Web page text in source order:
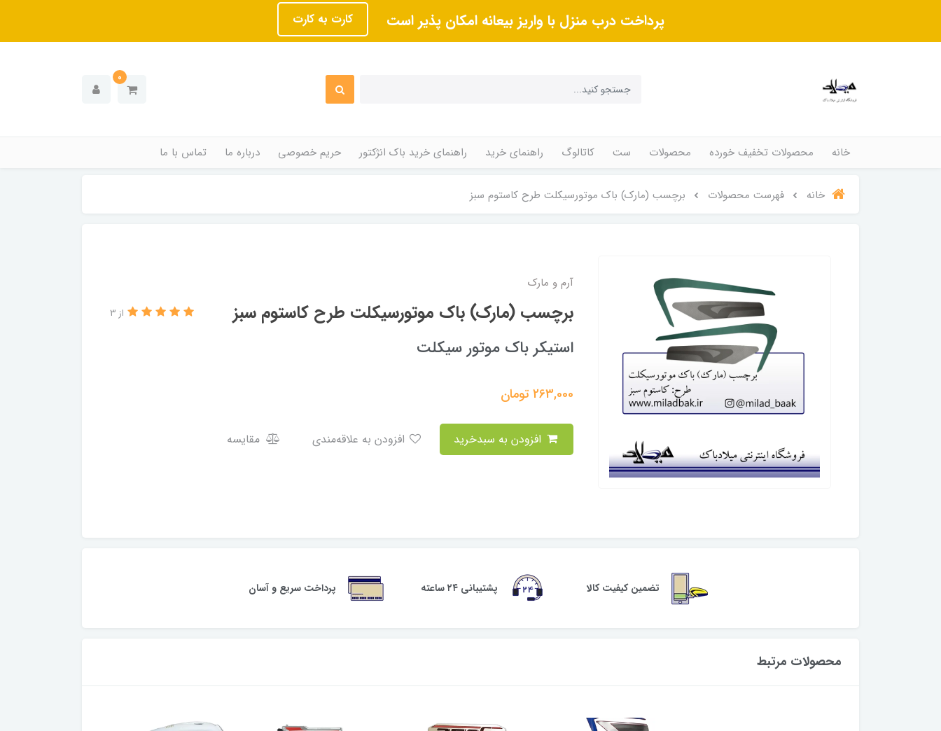
پرداخت درب منزل با واریز بیعانه امکان پذیر است کارت به کارت
0
خانه محصولات تخفیف خورده محصولات ست کاتالوگ راهنمای خرید راهنمای خرید باک انژکتور حریم خصوصی درباره ما تماس با ما
خانه فهرست محصولات برچسب (مارک) باک موتورسیکلت طرح کاستوم سبز
آرم و مارک
برچسب (مارک) باک موتورسیکلت طرح کاستوم سبز از 3
استیکر باک موتور سیکلت
263,000تومان
مقایسه
تضمین کیفیت کالا پشتیبانی ۲۴ ساعته پرداخت سریع و آسان
محصولات مرتبط